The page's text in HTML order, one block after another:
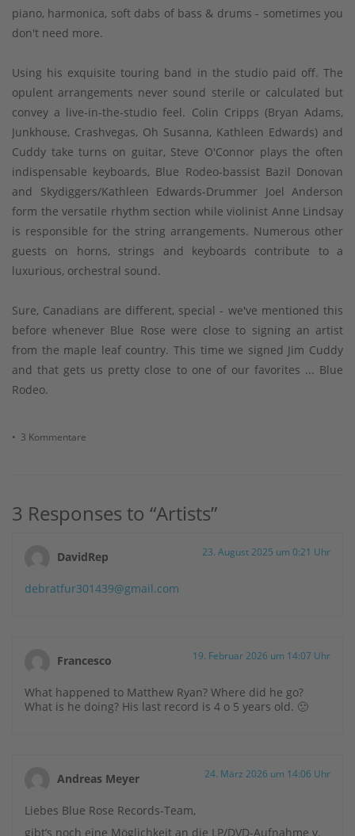
piano, harmonica, soft dabs of bass & drums - sometimes you
don't need more.
Using his exquisite touring band in the studio paid off. The
opulent arrangements never sound sterile or calculated but
convey a live-in-the-studio feel. Colin Cripps (Bryan Adams,
Junkhouse, Crashvegas, Oh Susanna, Kathleen Edwards) and
Cuddy take turns on guitar, Steve O'Connor plays the often
indispensable keyboards, Blue Rodeo-bassist Bazil Donovan
and Skydiggers/Kathleen Edwards-Drummer Joel Anderson
form the versatile rhythm section while violinist Anne Lindsay
is responsible for the string arrangements. Numerous other
guests on horns, strings and keyboards contribute to a
luxurious, orchestral sound.
Sure, Canadians are different, special - we've mentioned this
before whenever Blue Rose were close to signing an artist
from the maple leaf country. This time we signed Jim Cuddy
and that gets us pretty close to one of our favorites ... Blue
Rodeo.
• 3 Kommentare
3 Responses to “Artists”
DavidRep 23. August 2025 um 0:21 Uhr
debratfur301439@gmail.com
Francesco 19. Februar 2026 um 14:07 Uhr
What happened to Matthew Ryan? Where did he go?
What is he doing? His last record is 4 o 5 years old. 🙁
Andreas Meyer 24. März 2026 um 14:06 Uhr
Liebes Blue Rose Records-Team,
gibt’s noch eine Möglichkeit an die LP/DVD-Aufnahme v.